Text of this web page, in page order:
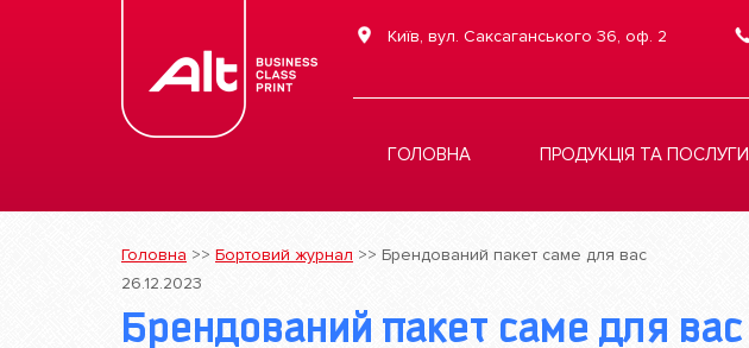
Київ, вул. Саксаганського 36, оф. 2
ГОЛОВНА ПРОДУКЦІЯ ТА ПОСЛУГИ
Головна >> Бортовий журнал >> Брендований пакет саме для вас
26.12.2023
Брендований пакет саме для вас